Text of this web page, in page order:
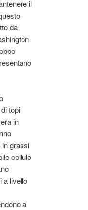
il
da
topi
in
in grassi
cellule
a livello
a